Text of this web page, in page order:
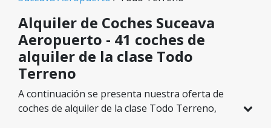
Alquiler de Coches Suceava
Aeropuerto - 41 coches de
alquiler de la clase Todo
Terreno
A continuación se presenta nuestra oferta de
coches de alquiler de la clase Todo Terreno,